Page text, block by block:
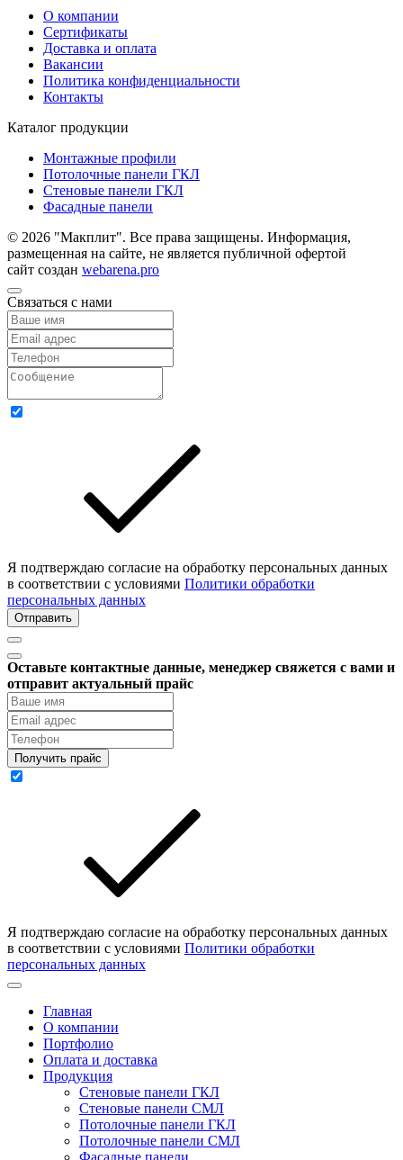
О компании
Сертификаты
Доставка и оплата
Вакансии
Политика конфиденциальности
Контакты
Каталог продукции
Монтажные профили
Потолочные панели ГКЛ
Стеновые панели ГКЛ
Фасадные панели
© 2026 "Макплит". Все права защищены. Информация,
размещенная на сайте, не является публичной офертой
сайт создан webarena.pro
Связаться с нами
Я подтверждаю согласие на обработку персональных данных
в соответствии с условиями Политики обработки
персональных данных
Отправить
Оставьте контактные данные, менеджер свяжется с вами и
отправит актуальный прайс
Получить прайс
Я подтверждаю согласие на обработку персональных данных
в соответствии с условиями Политики обработки
персональных данных
Главная
О компании
Портфолио
Оплата и доставка
Продукция
Стеновые панели ГКЛ
Стеновые панели СМЛ
Потолочные панели ГКЛ
Потолочные панели СМЛ
Фасадные панели